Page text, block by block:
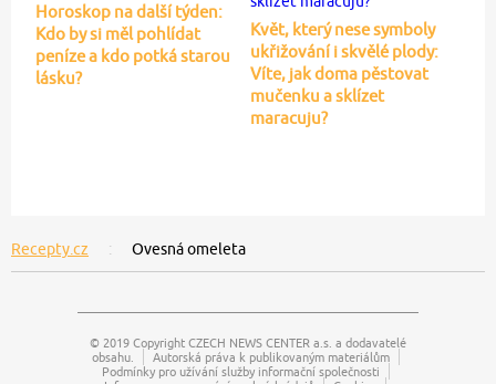
Horoskop na další týden:
Kdo by si měl pohlídat
peníze a kdo potká starou
lásku?
Květ, který nese symboly
ukřižování i skvělé plody:
Víte, jak doma pěstovat
mučenku a sklízet
maracuju?
Recepty.cz Ovesná omeleta
© 2019 Copyright CZECH NEWS CENTER a.s. a dodavatelé
obsahu.
Autorská práva k publikovaným materiálům
Podmínky pro užívání služby informační společnosti